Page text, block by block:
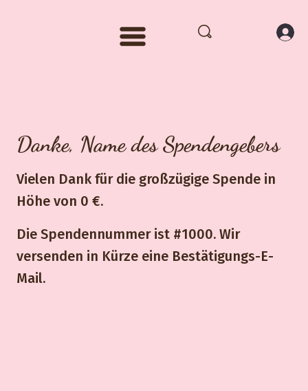
Danke, Name des Spendengebers
Vielen Dank für die großzügige Spende in
Höhe von 0 €.
Die Spendennummer ist #1000. Wir
versenden in Kürze eine Bestätigungs-E-
Mail.